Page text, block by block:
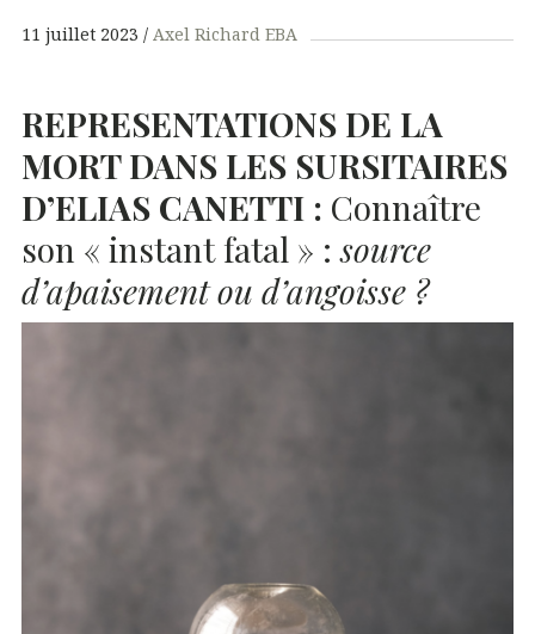
11 juillet 2023 Axel Richard EBA
REPRESENTATIONS DE LA
MORT DANS LES SURSITAIRES
D’ELIAS CANETTI : Connaître
son « instant fatal » : source
d’apaisement ou d’angoisse ?